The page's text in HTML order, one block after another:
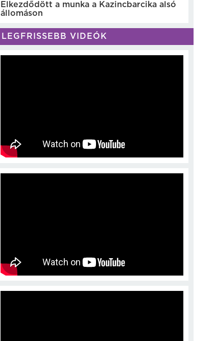
Elkezdődött a munka a Kazincbarcika alsó
állomáson
LEGFRISSEBB VIDEÓK